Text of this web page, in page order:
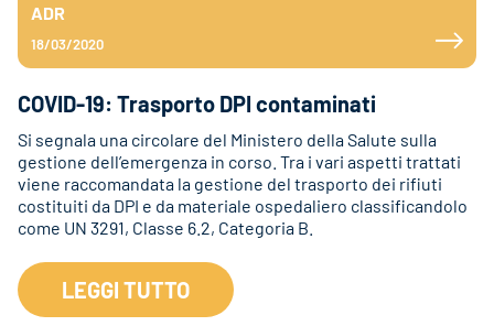
ADR
18/03/2020
COVID-19: Trasporto DPI contaminati
Si segnala una circolare del Ministero della Salute sulla
gestione dell’emergenza in corso. Tra i vari aspetti trattati
viene raccomandata la gestione del trasporto dei rifiuti
costituiti da DPI e da materiale ospedaliero classificandolo
come UN 3291, Classe 6.2, Categoria B.
LEGGI TUTTO